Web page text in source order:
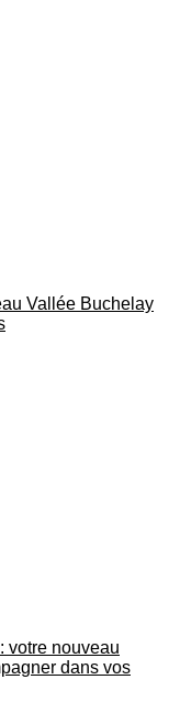
Vallée Buchelay
votre nouveau
dans vos